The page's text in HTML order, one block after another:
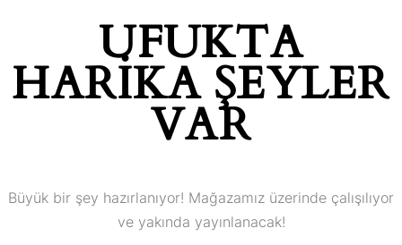
UFUKTA
HARIKA ŞEYLER
VAR
Büyük bir şey hazırlanıyor! Mağazamız üzerinde çalışılıyor
ve yakında yayınlanacak!